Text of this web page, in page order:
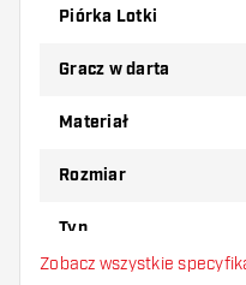
złamane w wyniku
piórek, aby
Piórka Lotki
Gracz w darta
Materiał
Rozmiar
Typ
Zobacz wszystkie